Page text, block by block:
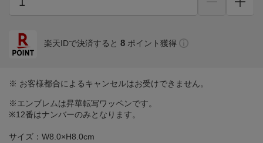
楽天IDで決済すると 8 ポイント獲得
※ お客様都合によるキャンセルはお受けできません。
※エンブレムは昇華転写ワッペンです。
※12番はナンバーのみとなります。
サイズ：W8.0×H8.0cm